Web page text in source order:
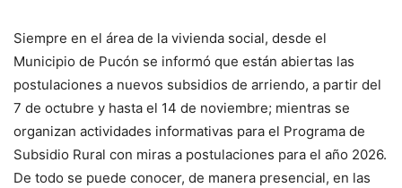
Siempre en el área de la vivienda social, desde el
Municipio de Pucón se informó que están abiertas las
postulaciones a nuevos subsidios de arriendo, a partir del
7 de octubre y hasta el 14 de noviembre; mientras se
organizan actividades informativas para el Programa de
Subsidio Rural con miras a postulaciones para el año 2026.
De todo se puede conocer, de manera presencial, en las